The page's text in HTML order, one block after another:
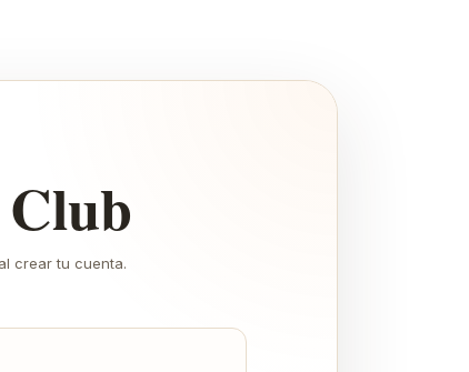
crear tu cuenta.